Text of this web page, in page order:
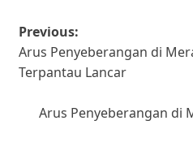
Post
navigation
Previous:
Arus Penyeberangan di
Terpantau Lancar
Arus Penyeberangan di